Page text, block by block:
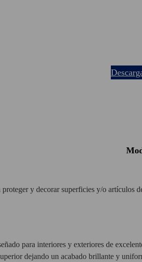
proteger y decorar superficies y/o artículos
para interiores y exteriores de
dejando un acabado brillante y